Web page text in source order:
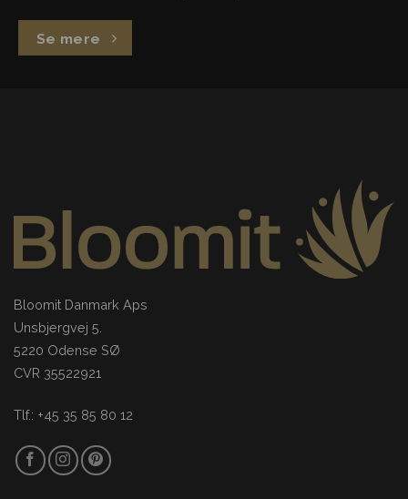
Se mere
Bloomit Danmark Aps
Unsbjergvej 5.
5220 Odense SØ
CVR 35522921
Tlf.: +45 35 85 80 12